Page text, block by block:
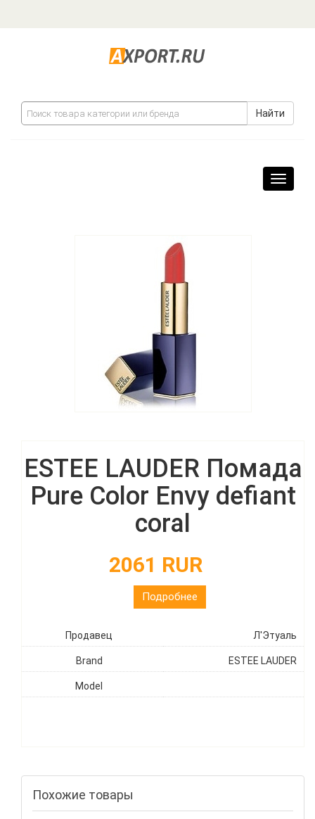
Найти
ESTEE LAUDER Помада
Pure Color Envy defiant
coral
2061 RUR
Подробнее
Продавец Л'Этуаль
Brand ESTEE LAUDER
Model
Похожие товары